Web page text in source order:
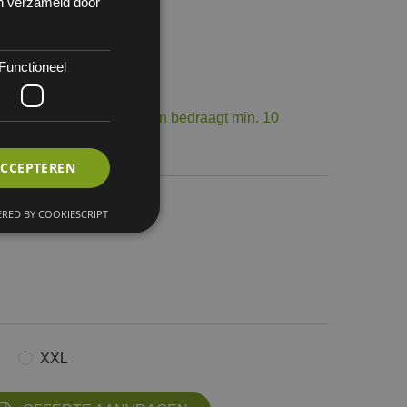
De levertermijn bedraagt min. 10
XXL
Functioneel
BY COOKIESCRIPT